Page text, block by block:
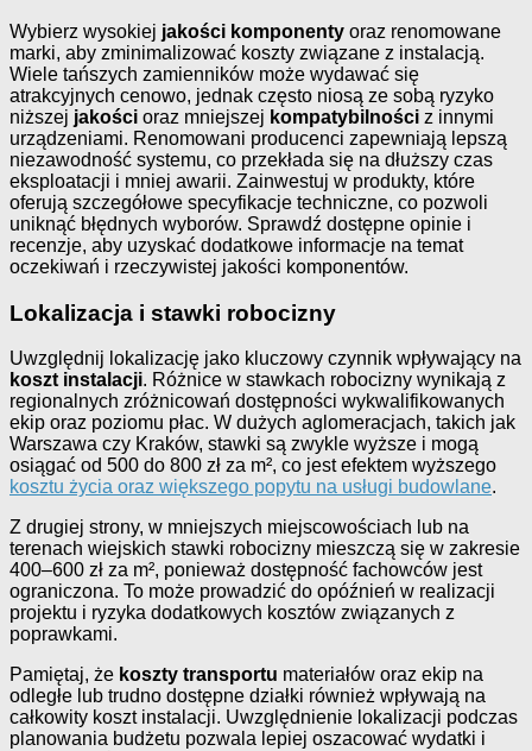
Wybierz wysokiej jakości komponenty oraz renomowane
marki, aby zminimalizować koszty związane z instalacją.
Wiele tańszych zamienników może wydawać się
atrakcyjnych cenowo, jednak często niosą ze sobą ryzyko
niższej jakości oraz mniejszej kompatybilności z innymi
urządzeniami. Renomowani producenci zapewniają lepszą
niezawodność systemu, co przekłada się na dłuższy czas
eksploatacji i mniej awarii. Zainwestuj w produkty, które
oferują szczegółowe specyfikacje techniczne, co pozwoli
uniknąć błędnych wyborów. Sprawdź dostępne opinie i
recenzje, aby uzyskać dodatkowe informacje na temat
oczekiwań i rzeczywistej jakości komponentów.
Lokalizacja i stawki robocizny
Uwzględnij lokalizację jako kluczowy czynnik wpływający na
koszt instalacji. Różnice w stawkach robocizny wynikają z
regionalnych zróżnicowań dostępności wykwalifikowanych
ekip oraz poziomu płac. W dużych aglomeracjach, takich jak
Warszawa czy Kraków, stawki są zwykle wyższe i mogą
osiągać od 500 do 800 zł za m², co jest efektem wyższego
kosztu życia oraz większego popytu na usługi budowlane.
Z drugiej strony, w mniejszych miejscowościach lub na
terenach wiejskich stawki robocizny mieszczą się w zakresie
400–600 zł za m², ponieważ dostępność fachowców jest
ograniczona. To może prowadzić do opóźnień w realizacji
projektu i ryzyka dodatkowych kosztów związanych z
poprawkami.
Pamiętaj, że koszty transportu materiałów oraz ekip na
odległe lub trudno dostępne działki również wpływają na
całkowity koszt instalacji. Uwzględnienie lokalizacji podczas
planowania budżetu pozwala lepiej oszacować wydatki i